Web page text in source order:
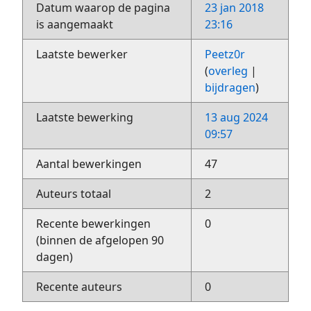
Datum waarop de pagina
is aangemaakt
23 jan 2018
23:16
Laatste bewerker
Peetz0r
(overleg |
bijdragen)
Laatste bewerking
13 aug 2024
09:57
Aantal bewerkingen
47
Auteurs totaal
2
Recente bewerkingen
(binnen de afgelopen 90
dagen)
0
Recente auteurs 0